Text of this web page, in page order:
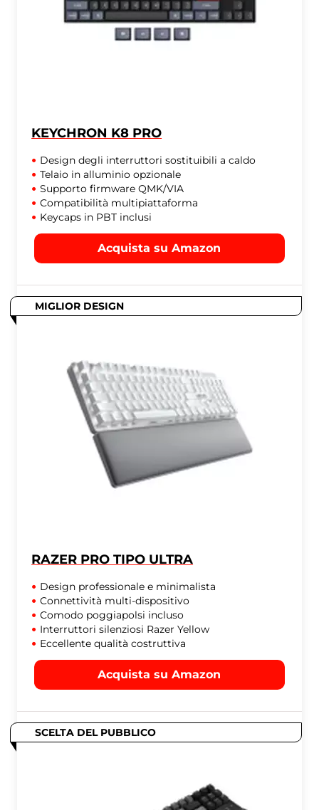
KEYCHRON K8 PRO
Design degli interruttori sostituibili a caldo
Telaio in alluminio opzionale
Supporto firmware QMK/VIA
Compatibilità multipiattaforma
Keycaps in PBT inclusi
Acquista su Amazon
MIGLIOR DESIGN
RAZER PRO TIPO ULTRA
Design professionale e minimalista
Connettività multi-dispositivo
Comodo poggiapolsi incluso
Interruttori silenziosi Razer Yellow
Eccellente qualità costruttiva
Acquista su Amazon
SCELTA DEL PUBBLICO